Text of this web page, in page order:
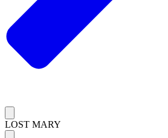
LOST MARY